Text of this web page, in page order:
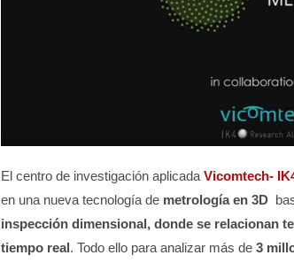
El centro de investigación aplicada Vicomtech-
en una nueva tecnología de metrología en 3D
inspección dimensional, donde se relacionan
tiempo real. Todo ello para analizar más de 3